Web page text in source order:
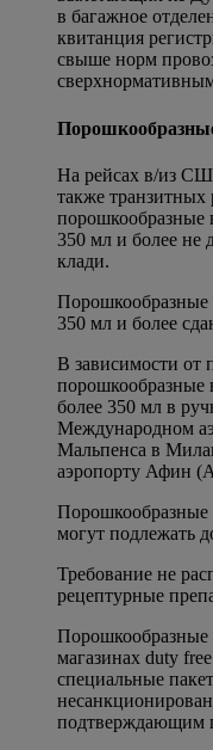
в багажное
квитанция
свыше норм
На рейсах в/из
также транзитных
порошкообразные
350 мл и более не
клади.
Порошкообразные
350 мл и более
В зависимости от
порошкообразные
более 350 мл в
Международном
Мальпенса в
аэропорту Афин
Порошкообразные
могут подлежать
Требование не
рецептурные
Порошкообразные
магазинах duty
специальные
подтверждающим